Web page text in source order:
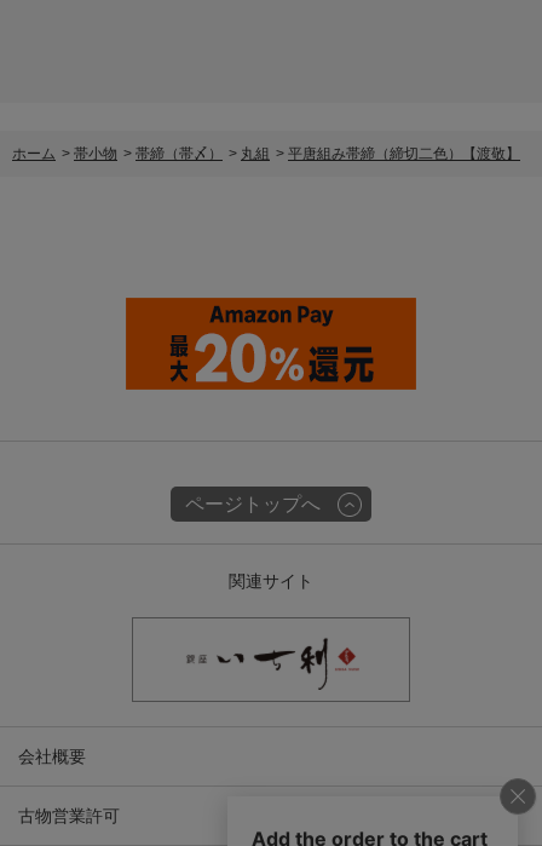
ホーム > 帯小物 > 帯締（帯〆） > 丸組 > 平唐組み帯締（締切二色）【渡敬】
ページトップへ
関連サイト
会社概要
古物営業許可